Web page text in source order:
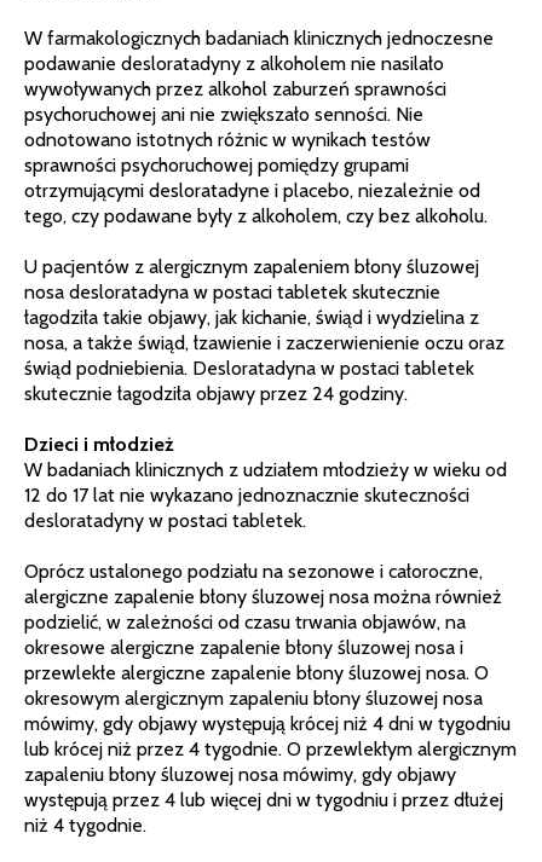
W farmakologicznych badaniach klinicznych jednoczesne
podawanie desloratadyny z alkoholem nie nasilało
wywoływanych przez alkohol zaburzeń sprawności
psychoruchowej ani nie zwiększało senności. Nie
odnotowano istotnych różnic w wynikach testów
sprawności psychoruchowej pomiędzy grupami
otrzymującymi desloratadyne i placebo, niezależnie od
tego, czy podawane były z alkoholem, czy bez alkoholu.
U pacjentów z alergicznym zapaleniem błony śluzowej
nosa desloratadyna w postaci tabletek skutecznie
łagodziła takie objawy, jak kichanie, świąd i wydzielina z
nosa, a także świąd, łzawienie i zaczerwienienie oczu oraz
świąd podniebienia. Desloratadyna w postaci tabletek
skutecznie łagodziła objawy przez 24 godziny.
Dzieci i młodzież
W badaniach klinicznych z udziałem młodzieży w wieku od
12 do 17 lat nie wykazano jednoznacznie skuteczności
desloratadyny w postaci tabletek.
Oprócz ustalonego podziału na sezonowe i całoroczne,
alergiczne zapalenie błony śluzowej nosa można również
podzielić, w zależności od czasu trwania objawów, na
okresowe alergiczne zapalenie błony śluzowej nosa i
przewlekłe alergiczne zapalenie błony śluzowej nosa. O
okresowym alergicznym zapaleniu błony śluzowej nosa
mówimy, gdy objawy występują krócej niż 4 dni w tygodniu
lub krócej niż przez 4 tygodnie. O przewlekłym alergicznym
zapaleniu błony śluzowej nosa mówimy, gdy objawy
występują przez 4 lub więcej dni w tygodniu i przez dłużej
niż 4 tygodnie.